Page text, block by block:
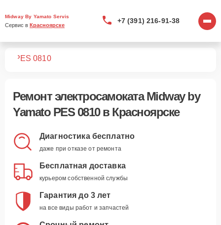
Midway By Yamato Servis
Сервис в Красноярске
+7 (391) 216-91-38
PES 0810
Ремонтэлектросамоката Midway by
Yamato PES 0810в Красноярске
Диагностика бесплатно
даже при отказе от ремонта
Бесплатная доставка
курьером собственной службы
Гарантия до 3 лет
на все виды работ и запчастей